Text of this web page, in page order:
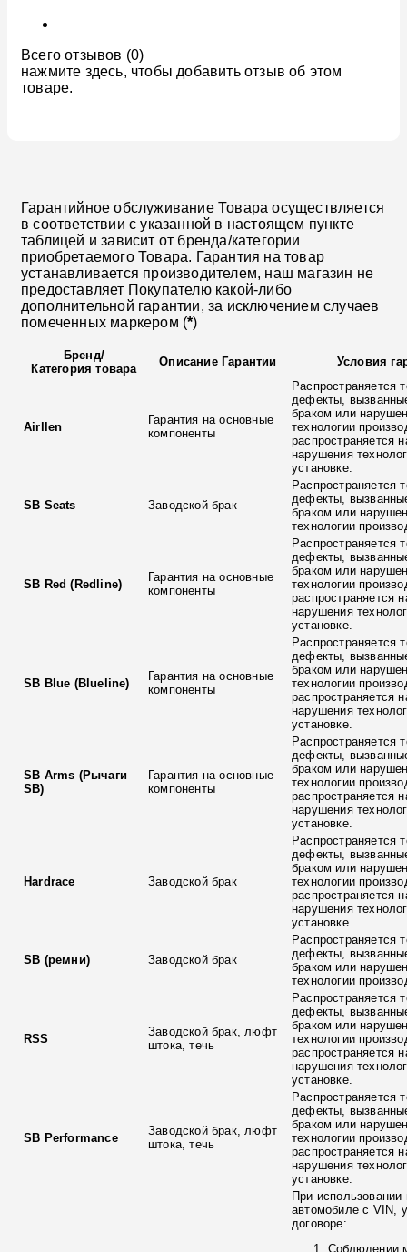
Всего отзывов (0)
нажмите здесь, чтобы добавить отзыв об этом
товаре.
Гарантийное обслуживание Товара осуществляется
в соответствии с указанной в настоящем пункте
таблицей и зависит от бренда/категории
приобретаемого Товара. Гарантия на товар
устанавливается производителем, наш магазин не
предоставляет Покупателю какой-либо
дополнительной гарантии, за исключением случаев
помеченных маркером (*)
Бренд/
Категория товара
Описание Гарантии Условия
Airllen
Гарантия на основные
компоненты
Распространяется
дефекты,
браком или
технологии
распространяется
нарушения
установке.
SB Seats Заводской брак
Распространяется
дефекты,
браком или
технологии
SB Red (Redline)
Гарантия на основные
компоненты
Распространяется
дефекты,
браком или
технологии
распространяется
нарушения
установке.
SB Blue (Blueline)
Гарантия на основные
компоненты
Распространяется
дефекты,
браком или
технологии
распространяется
нарушения
установке.
SB Arms (Рычаги
SB)
Гарантия на основные
компоненты
Распространяется
дефекты,
браком или
технологии
распространяется
нарушения
установке.
Hardrace Заводской брак
Распространяется
дефекты,
браком или
технологии
распространяется
нарушения
установке.
SB (ремни) Заводской брак
Распространяется
дефекты,
браком или
технологии
RSS
Заводской брак, люфт
штока, течь
Распространяется
дефекты,
браком или
технологии
распространяется
нарушения
установке.
SB Performance
Заводской брак, люфт
штока, течь
Распространяется
дефекты,
браком или
технологии
распространяется
нарушения
установке.
При использовании
автомобиле с VIN,
договоре:
Соблюдении